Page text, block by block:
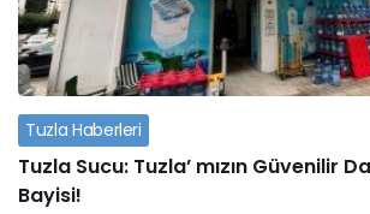
Tuzla Haberleri
Tuzla Sucu: Tuzla’ mızın Güvenilir
Bayisi!